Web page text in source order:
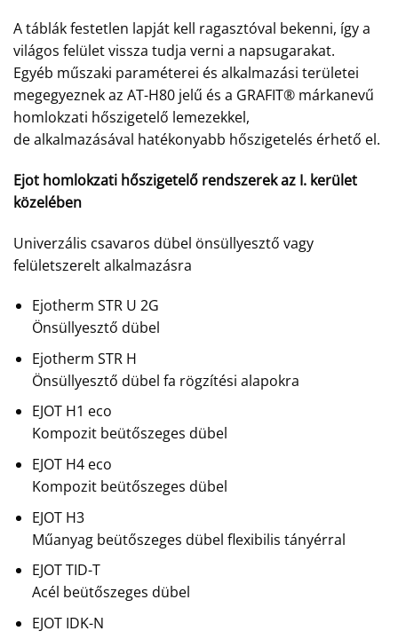
A táblák festetlen lapját kell ragasztóval bekenni, így a
világos felület vissza tudja verni a napsugarakat.
Egyéb műszaki paraméterei és alkalmazási területei
megegyeznek az AT-H80 jelű és a GRAFIT® márkanevű
homlokzati hőszigetelő lemezekkel,
de alkalmazásával hatékonyabb hőszigetelés érhető el.
Ejot homlokzati hőszigetelő rendszerek az I. kerület
közelében
Univerzális csavaros dübel önsüllyesztő vagy
felületszerelt alkalmazásra
Ejotherm STR U 2G
Önsüllyesztő dübel
Ejotherm STR H
Önsüllyesztő dübel fa rögzítési alapokra
EJOT H1 eco
Kompozit beütőszeges dübel
EJOT H4 eco
Kompozit beütőszeges dübel
EJOT H3
Műanyag beütőszeges dübel flexibilis tányérral
EJOT TID-T
Acél beütőszeges dübel
EJOT IDK-N